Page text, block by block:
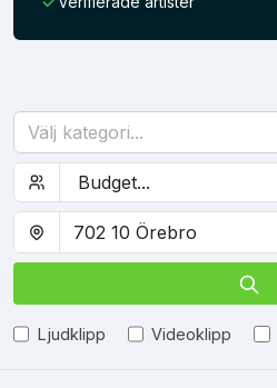
Välj kategori...
Ljudklipp Videoklipp